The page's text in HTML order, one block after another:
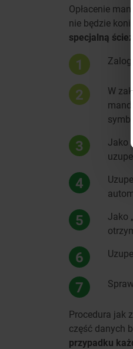
Opłacenie
nie będzie
specjalną
1
2
W
3
Jako
4
5
Jako
6
7
Procedura jak
część danych
przypadku